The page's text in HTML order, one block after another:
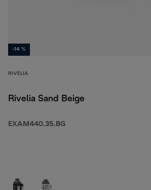
-14 %
RIVELIA
Rivelia Sand Beige
EXAM440.35.BG